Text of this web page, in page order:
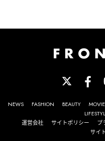
NEWS FASHION BEAUTY
運営会社
サイトポリシー プ
サイ